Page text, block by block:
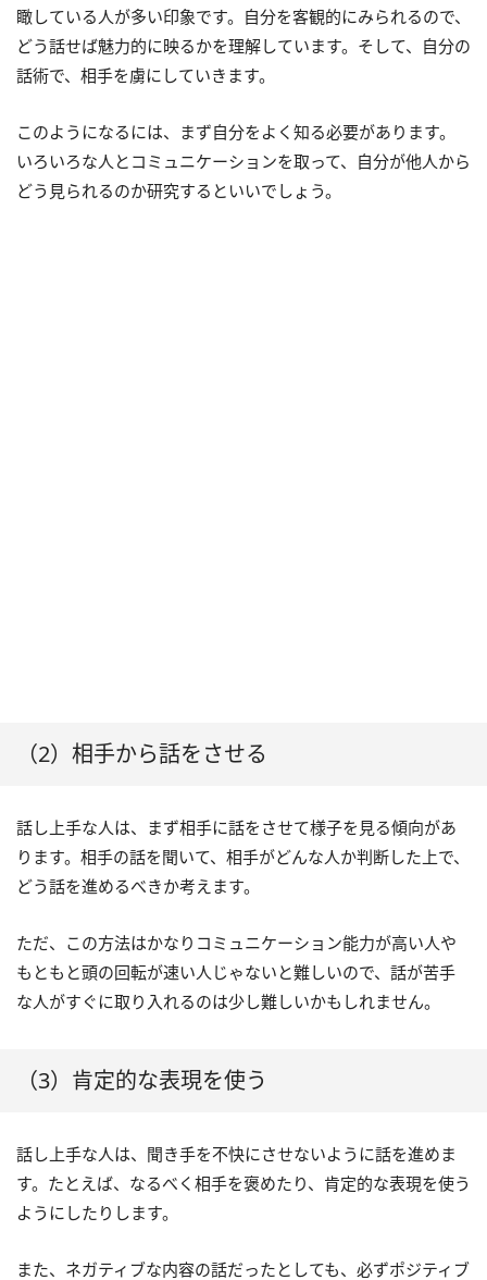
瞰している人が多い印象です。自分を客観的にみられるので、
どう話せば魅力的に映るかを理解しています。そして、自分の
話術で、相手を虜にしていきます。
このようになるには、まず自分をよく知る必要があります。
いろいろな人とコミュニケーションを取って、自分が他人から
どう見られるのか研究するといいでしょう。
（2）相手から話をさせる
話し上手な人は、まず相手に話をさせて様子を見る傾向があ
ります。相手の話を聞いて、相手がどんな人か判断した上で、
どう話を進めるべきか考えます。
ただ、この方法はかなりコミュニケーション能力が高い人や
もともと頭の回転が速い人じゃないと難しいので、話が苦手
な人がすぐに取り入れるのは少し難しいかもしれません。
（3）肯定的な表現を使う
話し上手な人は、聞き手を不快にさせないように話を進めま
す。たとえば、なるべく相手を褒めたり、肯定的な表現を使う
ようにしたりします。
また、ネガティブな内容の話だったとしても、必ずポジティブ